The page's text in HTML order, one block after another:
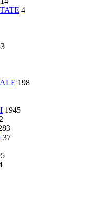
4
198
1945
37